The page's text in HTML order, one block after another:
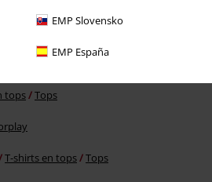
EMP Slovensko
EMP España
tops Tops
T-shirts en tops Tops